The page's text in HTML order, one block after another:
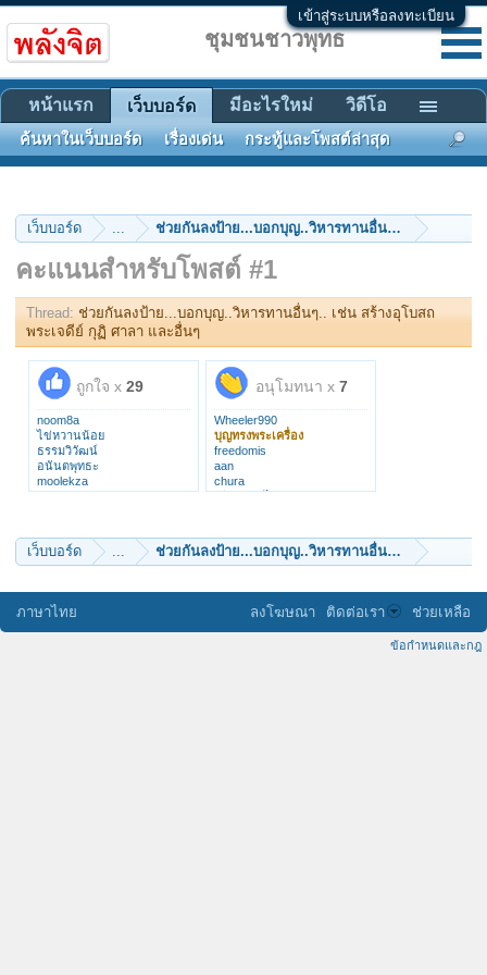
เข้าสู่ระบบหรือลงทะเบียน
เว็บบอร์ด ... ช่วยกันลงป้าย...บอกบุญ..วิหารทานอื่นๆ.. เช่น สร้างอุ
คะแนนสำหรับโพสต์ #1
Thread: ช่วยกันลงป้าย...บอกบุญ..วิหารทานอื่นๆ.. เช่น สร้างอุโบสถ
พระเจดีย์ กุฏิ ศาลา และอื่นๆ
ถูกใจ x 29
noom8a
ไข่หวานน้อย
ธรรมวิวัฒน์
อนันตพุทธะ
moolekza
พระวัดหัวเขา
ยิ่งภพ
panuddaice
siwatcha
Bussarin.K
สุข.ส.ส.
อนุโมทนา x 7
Wheeler990
บุญทรงพระเครื่อง
freedomis
aan
chura
เทียนดอกไม้
เว็บบอร์ด ... ช่วยกันลงป้าย...บอกบุญ..วิหารทานอื่นๆ.. เช่น สร้างอุ
ชุมชนชาวพุทธ
หน้าแรก เว็บบอร์ด
ค้นหาในเว็บบอร์ด เรื่องเด่น กระทู้และโพสต์ล่าสุด
มีอะไรใหม่ วิดีโอ
ภาษาไทย ลงโฆษณา ติดต่อเรา ช่วยเหลือ
ข้อกำหนดและกฎ